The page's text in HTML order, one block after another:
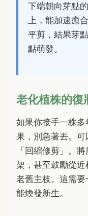
下端朝向芽點
上，能加速癒
平剪，結果芽
點萌發。
老化植株的復
如果你接手一株
果，別急著丟。
「回縮修剪」。
架，甚至鼓勵從
老舊主枝。這需
能煥發新生。